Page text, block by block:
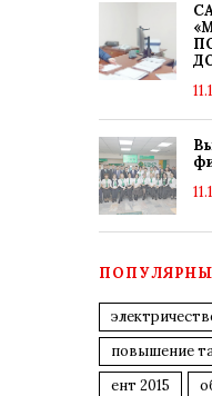
повышение
ент 2015